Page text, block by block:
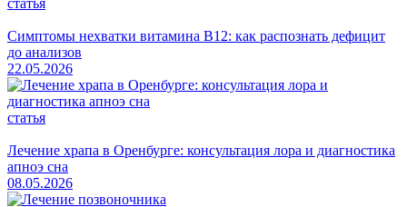
статья
Симптомы нехватки витамина B12: как распознать дефицит
до анализов
22.05.2026
статья
Лечение храпа в Оренбурге: консультация лора и диагностика
апноэ сна
08.05.2026